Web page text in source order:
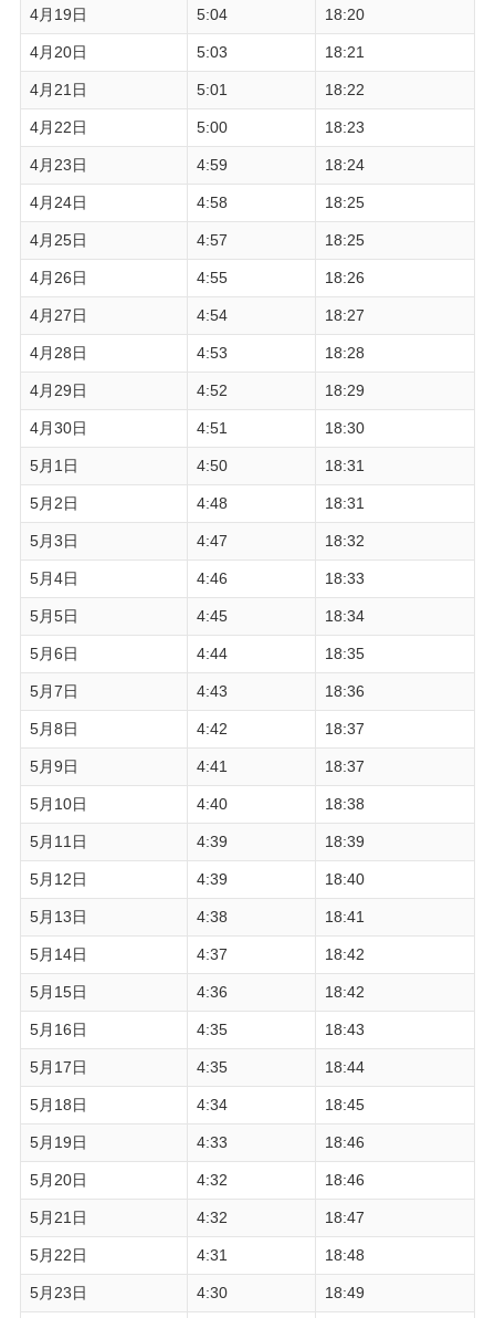
4月19日 5:04 18:20
4月20日 5:03 18:21
4月21日 5:01 18:22
4月22日 5:00 18:23
4月23日 4:59 18:24
4月24日 4:58 18:25
4月25日 4:57 18:25
4月26日 4:55 18:26
4月27日 4:54 18:27
4月28日 4:53 18:28
4月29日 4:52 18:29
4月30日 4:51 18:30
5月1日 4:50 18:31
5月2日 4:48 18:31
5月3日 4:47 18:32
5月4日 4:46 18:33
5月5日 4:45 18:34
5月6日 4:44 18:35
5月7日 4:43 18:36
5月8日 4:42 18:37
5月9日 4:41 18:37
5月10日 4:40 18:38
5月11日 4:39 18:39
5月12日 4:39 18:40
5月13日 4:38 18:41
5月14日 4:37 18:42
5月15日 4:36 18:42
5月16日 4:35 18:43
5月17日 4:35 18:44
5月18日 4:34 18:45
5月19日 4:33 18:46
5月20日 4:32 18:46
5月21日 4:32 18:47
5月22日 4:31 18:48
5月23日 4:30 18:49